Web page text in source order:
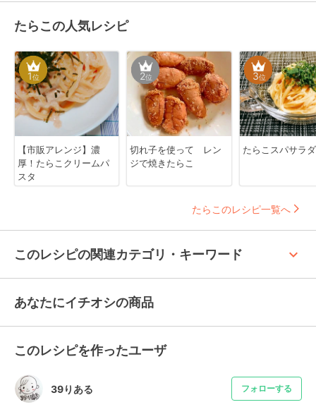
たらこの人気レシピ
1位
【市販アレンジ】濃
厚！たらこクリームパ
スタ
2位
切れ子を使って レン
ジで焼きたらこ
3位
たらこスパサラダ
たらこのレシピ一覧へ
このレシピの関連カテゴリ・キーワード keyboard_arrow_up
あなたにイチオシの商品
このレシピを作ったユーザ
39りある フォローする